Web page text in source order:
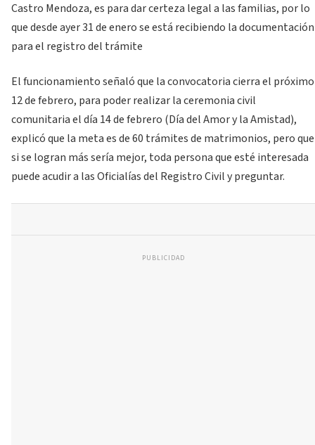
Castro Mendoza, es para dar certeza legal a las familias, por lo
que desde ayer 31 de enero se está recibiendo la documentación
para el registro del trámite
El funcionamiento señaló que la convocatoria cierra el próximo
12 de febrero, para poder realizar la ceremonia civil
comunitaria el día 14 de febrero (Día del Amor y la Amistad),
explicó que la meta es de 60 trámites de matrimonios, pero que
si se logran más sería mejor, toda persona que esté interesada
puede acudir a las Oficialías del Registro Civil y preguntar.
PUBLICIDAD